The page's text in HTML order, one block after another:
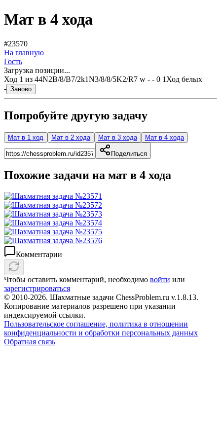
Мат в 4 хода
#23570
На главную
Гость
Загрузка позиции...
Ход 1 из 44N2B/8/B7/2k1N3/8/8/5K2/R7 w - - 0 1 Ход белых
- Заново
Попробуйте другую задачу
Мат в 1 ход Мат в 2 хода Мат в 3 хода Мат в 4 хода
Поделиться
Похожие задачи на мат в 4 хода
Комментарии
Чтобы оставить комментарий, необходимо войти или
зарегистрироваться
© 2010-2026. Шахматные задачи ChessProblem.ru v.1.8.13.
Копирование материалов разрешено при указании
индексируемой ссылки.
Пользовательское соглашение, политика в отношении
конфиденциальности и обработки персональных данных
Обратная связь